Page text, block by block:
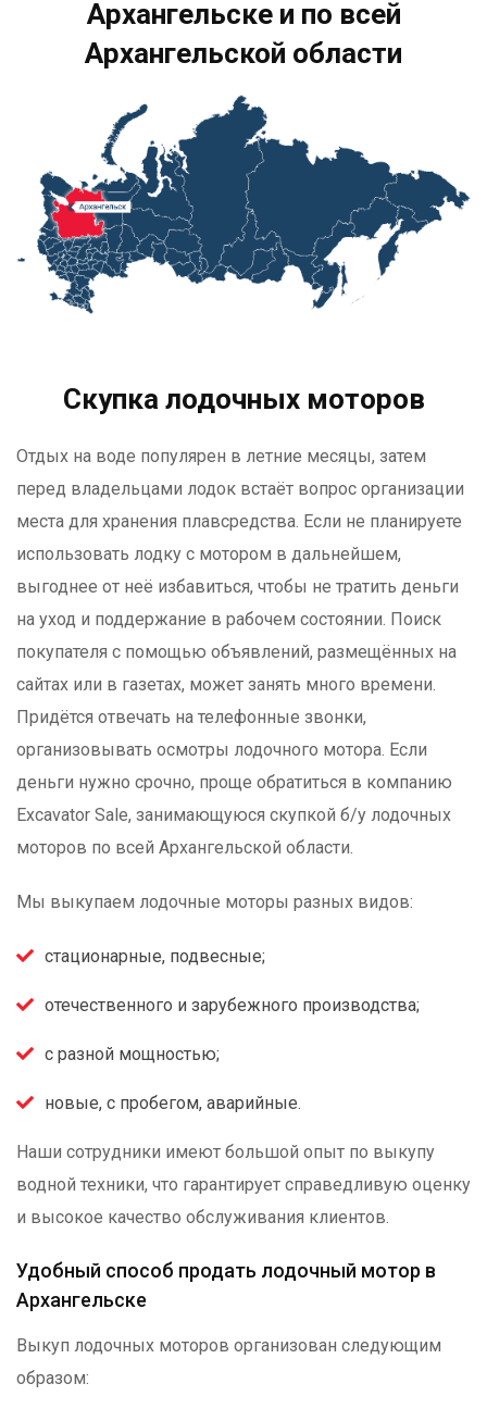
Архангельске и по всей
Архангельской области
Скупка лодочных моторов
Отдых на воде популярен в летние месяцы, затем
перед владельцами лодок встаёт вопрос организации
места для хранения плавсредства. Если не планируете
использовать лодку с мотором в дальнейшем,
выгоднее от неё избавиться, чтобы не тратить деньги
на уход и поддержание в рабочем состоянии. Поиск
покупателя с помощью объявлений, размещённых на
сайтах или в газетах, может занять много времени.
Придётся отвечать на телефонные звонки,
организовывать осмотры лодочного мотора. Если
деньги нужно срочно, проще обратиться в компанию
Excavator Sale, занимающуюся скупкой б/у лодочных
моторов по всей Архангельской области.
Мы выкупаем лодочные моторы разных видов:
стационарные, подвесные;
отечественного и зарубежного производства;
с разной мощностью;
новые, с пробегом, аварийные.
Наши сотрудники имеют большой опыт по выкупу
водной техники, что гарантирует справедливую оценку
и высокое качество обслуживания клиентов.
Удобный способ продать лодочный мотор в
Архангельске
Выкуп лодочных моторов организован следующим
образом: